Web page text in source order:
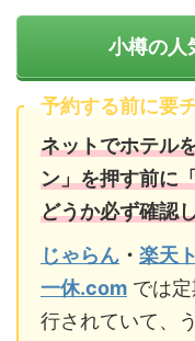
小樽の人
予約する前に要
ネットでホテル
ン」を押す前に
どうか必ず確認
じゃらん ・ 楽天
一休.com では
行されていて、